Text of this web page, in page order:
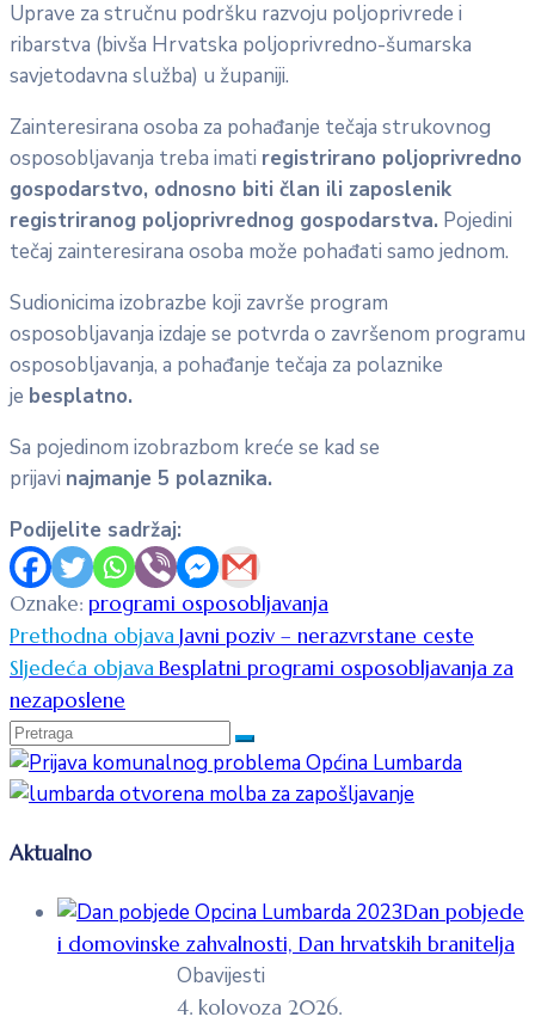
Uprave za stručnu podršku razvoju poljoprivrede i
ribarstva (bivša Hrvatska poljoprivredno-šumarska
savjetodavna služba) u županiji.
Zainteresirana osoba za pohađanje tečaja strukovnog
osposobljavanja treba imati registrirano poljoprivredno
gospodarstvo, odnosno biti član ili zaposlenik
registriranog poljoprivrednog gospodarstva. Pojedini
tečaj zainteresirana osoba može pohađati samo jednom.
Sudionicima izobrazbe koji završe program
osposobljavanja izdaje se potvrda o završenom programu
osposobljavanja, a pohađanje tečaja za polaznike
je besplatno.
Sa pojedinom izobrazbom kreće se kad se
prijavi najmanje 5 polaznika.
Podijelite sadržaj:
Oznake: programi osposobljavanja
Prethodna objavaJavni poziv – nerazvrstane ceste
Sljedeća objavaBesplatni programi osposobljavanja za
nezaposlene
Aktualno
Dan pobjede
i domovinske zahvalnosti, Dan hrvatskih branitelja
Obavijesti
4. kolovoza 2026.